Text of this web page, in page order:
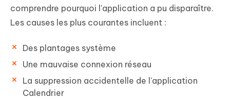
comprendre pourquoi l'application a pu disparaître.
Les causes les plus courantes incluent :
Des plantages système
Une mauvaise connexion réseau
La suppression accidentelle de l'application
Calendrier